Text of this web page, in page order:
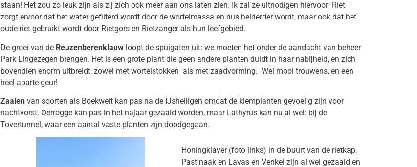
staan! Het zou zo leuk zijn als zij zich ook meer aan ons laten zien. Ik zal ze uitnodigen hiervoor! Riet
zorgt ervoor dat het water gefilterd wordt door de wortelmassa en dus helderder wordt, maar ook dat het
oude riet gebruikt wordt door Rietgors en Rietzanger als hun leefgebied.
De groei van de Reuzenberenklauwloopt de spuigaten uit: we moeten het onder de aandacht van beheer
Park Lingezegen brengen. Het is een grote plant die geen andere planten duldt in haar nabijheid, en zich
bovendien enorm uitbreidt, zowel met wortelstokken als met zaadvorming. Wel mooi trouwens, en een
heel aparte geur!
Zaaien van soorten als Boekweit kan pas na de IJsheiligen omdat de kiemplanten gevoelig zijn voor
nachtvorst. Oerrogge kan pas in het najaar gezaaid worden, maar Lathyrus kan nu al wel: bij de
Tovertunnel, waar een aantal vaste planten zijn doodgegaan.
Honingklaver (foto links) in de buurt van de rietkap,
Pastinaak en Lavas en Venkel zijn al wel gezaaid en